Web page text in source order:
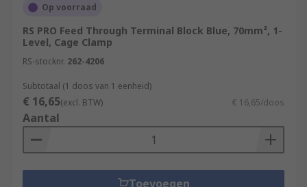
Op voorraad
RS PRO Feed Through Terminal Block Blue, 70mm², 1-
Level, Cage Clamp
RS-stocknr. 262-4206
Subtotaal (1 doos van 1 eenheid)
€ 16,65(excl. BTW) € 16,65/doos
Aantal
Toevoegen